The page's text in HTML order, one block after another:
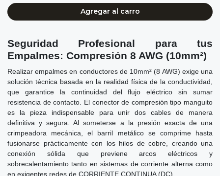
Agregar al carro
Seguridad Profesional para tus
Empalmes: Compresión 8 AWG (10mm²)
Realizar empalmes en conductores de 10mm² (8 AWG) exige una
solución técnica basada en la realidad física de la conductividad,
que garantice la continuidad del flujo eléctrico sin sumar
resistencia de contacto. El conector de compresión tipo manguito
es la pieza indispensable para unir dos cables de manera
definitiva y segura. Al someterse a la presión exacta de una
crimpeadora mecánica, el barril metálico se comprime hasta
fusionarse prácticamente con los hilos de cobre, creando una
conexión sólida que previene arcos eléctricos y
sobrecalentamiento tanto en sistemas de corriente alterna como
en exigentes redes de CORRIENTE CONTINUA (DC).